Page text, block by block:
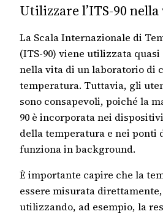
Utilizzare l’ITS-90
La Scala Internazionale di
(ITS-90) viene utilizzata
nella vita di un laboratorio di
temperatura. Tuttavia, gli
sono consapevoli, poiché la
90 è incorporata nei
della temperatura e nei ponti
funziona in background.
È importante capire che la
essere misurata
utilizzando, ad esempio, la